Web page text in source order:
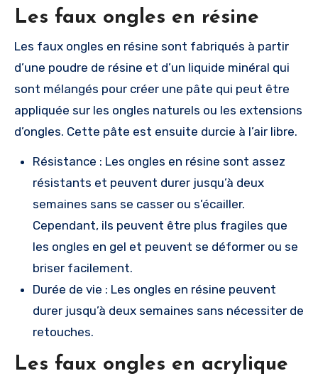
Les faux ongles en résine
Les faux ongles en résine sont fabriqués à partir
d’une poudre de résine et d’un liquide minéral qui
sont mélangés pour créer une pâte qui peut être
appliquée sur les ongles naturels ou les extensions
d’ongles. Cette pâte est ensuite durcie à l’air libre.
Résistance : Les ongles en résine sont assez
résistants et peuvent durer jusqu’à deux
semaines sans se casser ou s’écailler.
Cependant, ils peuvent être plus fragiles que
les ongles en gel et peuvent se déformer ou se
briser facilement.
Durée de vie : Les ongles en résine peuvent
durer jusqu’à deux semaines sans nécessiter de
retouches.
Les faux ongles en acrylique